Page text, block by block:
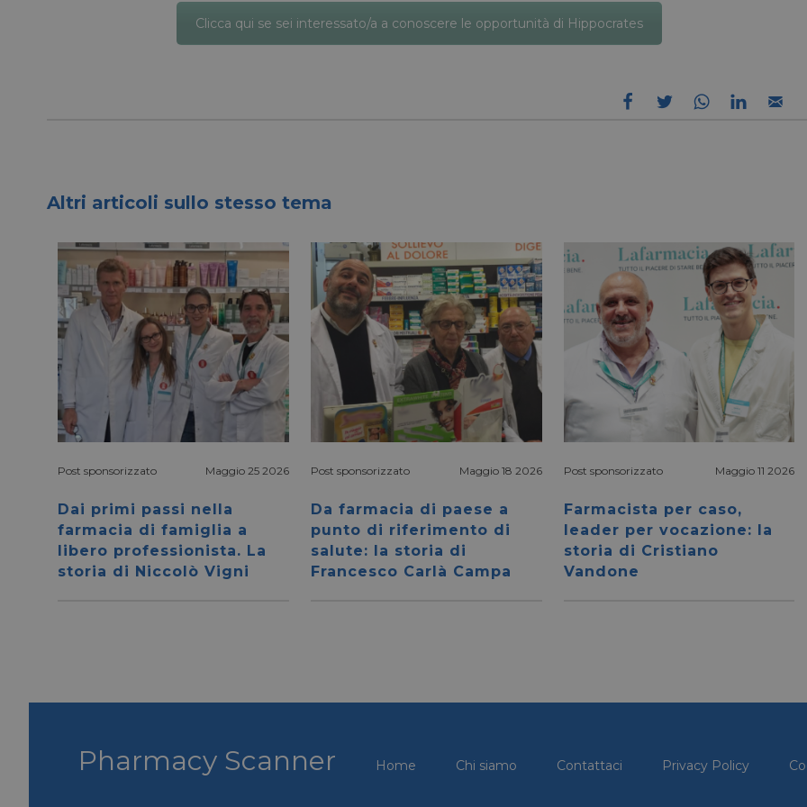
Clicca qui se sei interessato/a a conoscere le opportunità di Hippocrates
Altri articoli sullo stesso tema
Post sponsorizzato Maggio 25 2026
Dai primi passi nella
farmacia di famiglia a
libero professionista. La
storia di Niccolò Vigni
Post sponsorizzato Maggio 18 2026
Da farmacia di paese a
punto di riferimento di
salute: la storia di
Francesco Carlà Campa
Post sponsorizzato Maggio 11 2026
Farmacista per caso,
leader per vocazione: la
storia di Cristiano
Vandone
Pharmacy Scanner Home Chi siamo Contattaci Privacy Policy
social media.
Corporation
1 giorno
che garantisce il corretto
traccia delle visualizzazioni dei
VISITOR_PRIVACY_METADATA
YouTube
.youtube.com
5 mesi 4
settimane
Questo cookie viene utilizzato per
di consenso e privacy dell'utente
con il sito. Registra i dati sul
riguardo a varie politiche e
garantendo che le loro preferenze
sessioni future.